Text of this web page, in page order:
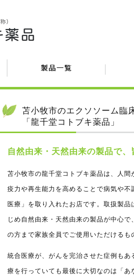
製品一覧
苫小牧市のエクソソーム臨
「龍千堂コトブキ薬品」
自然由来・天然由来の製品で、
苫小牧市の龍千堂コトブキ薬品は、人間
疫力や再生能力を高めることで病気や不
医療」を取り入れたお店です。取扱製品
じめ自然由来・天然由来の製品が中心で
の方まで家族全員でご使用いただけるも
統合医療が、がんを完治させた症例もあ
療を行っていても最後に大切なのは「あ